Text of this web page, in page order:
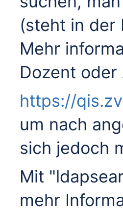
(steht in der
Mehr
Dozent
https://
um nach
sich jedoch
Mit
mehr